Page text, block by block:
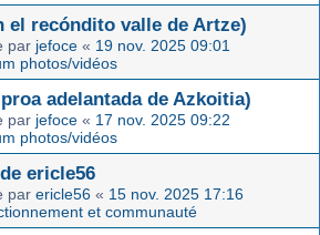
el recóndito valle de Artze)
par jefoce « 19 nov. 2025 09:01
photos/vidéos
adelantada de Azkoitia)
par jefoce « 17 nov. 2025 09:22
photos/vidéos
ericle56
par ericle56 « 15 nov. 2025 17:16
et communauté